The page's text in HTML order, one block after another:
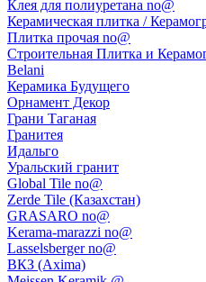
Клея для полиуретана no@
Керамическая плитка /
Плитка прочая no@
Строительная Плитка и
Belani
Керамика Будущего
Орнамент Декор
Грани Таганая
Гранитея
Идальго
Уральский гранит
Global Tile no@
Zerde Tile (Казахстан)
GRASARO no@
Kerama-marazzi no@
Lasselsberger no@
ВКЗ (Axima)